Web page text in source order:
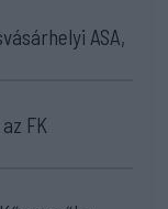
ASA,
FK